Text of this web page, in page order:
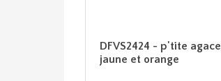
DFVS2424 - p'tite agace
jaune et orange